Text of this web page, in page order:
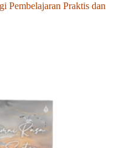
Pembelajaran Praktis dan